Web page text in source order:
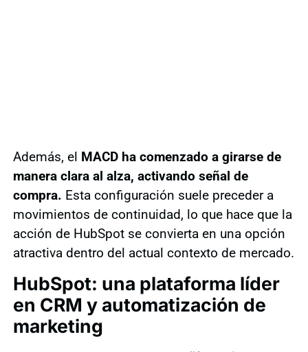
Además, el MACD ha comenzado a girarse de
manera clara al alza, activando señal de
compra. Esta configuración suele preceder a
movimientos de continuidad, lo que hace que la
acción de HubSpot se convierta en una opción
atractiva dentro del actual contexto de mercado.
HubSpot: una plataforma líder
en CRM y automatización de
marketing